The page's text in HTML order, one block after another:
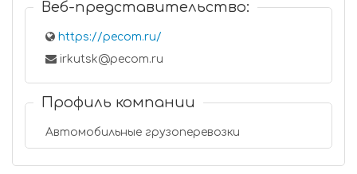
Веб-представительство:
https://pecom.ru/
irkutsk@pecom.ru
Профиль компании
Автомобильные грузоперевозки